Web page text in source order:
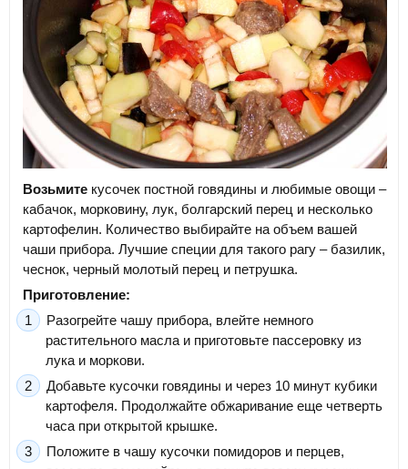
Возьмите кусочек постной говядины и любимые овощи –
кабачок, морковину, лук, болгарский перец и несколько
картофелин. Количество выбирайте на объем вашей
чаши прибора. Лучшие специи для такого рагу – базилик,
чеснок, черный молотый перец и петрушка.
Приготовление:
Разогрейте чашу прибора, влейте немного
растительного масла и приготовьте пассеровку из
лука и моркови.
Добавьте кусочки говядины и через 10 минут кубики
картофеля. Продолжайте обжаривание еще четверть
часа при открытой крышке.
Положите в чашу кусочки помидоров и перцев,